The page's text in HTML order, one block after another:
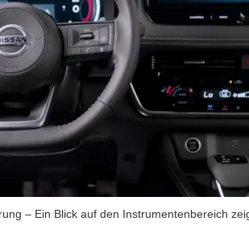
– Ein Blick auf den Instrumentenbereich